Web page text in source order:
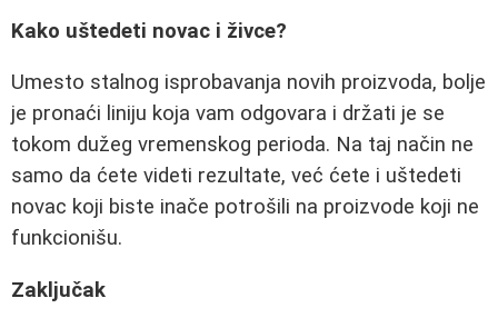
Kako uštedeti novac i živce?
Umesto stalnog isprobavanja novih proizvoda, bolje
je pronaći liniju koja vam odgovara i držati je se
tokom dužeg vremenskog perioda. Na taj način ne
samo da ćete videti rezultate, već ćete i uštedeti
novac koji biste inače potrošili na proizvode koji ne
funkcionišu.
Zaključak